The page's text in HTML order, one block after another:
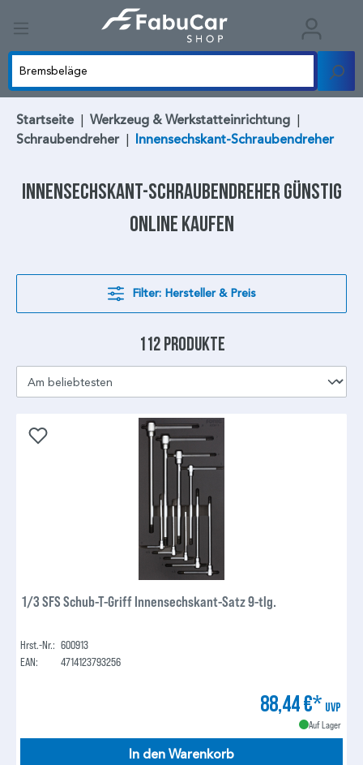
Startseite | Werkzeug & Werkstatteinrichtung |
Schraubendreher | Innensechskant-Schraubendreher
Innensechskant-Schraubendreher günstig
online kaufen
Filter: Hersteller & Preis
112 Produkte
1/3 SFS Schub-T-Griff Innensechskant-Satz 9-tlg.
Hrst.-Nr.: 600913
EAN:
4714123793256
88,44 €* UVP
Auf Lager
In den Warenkorb